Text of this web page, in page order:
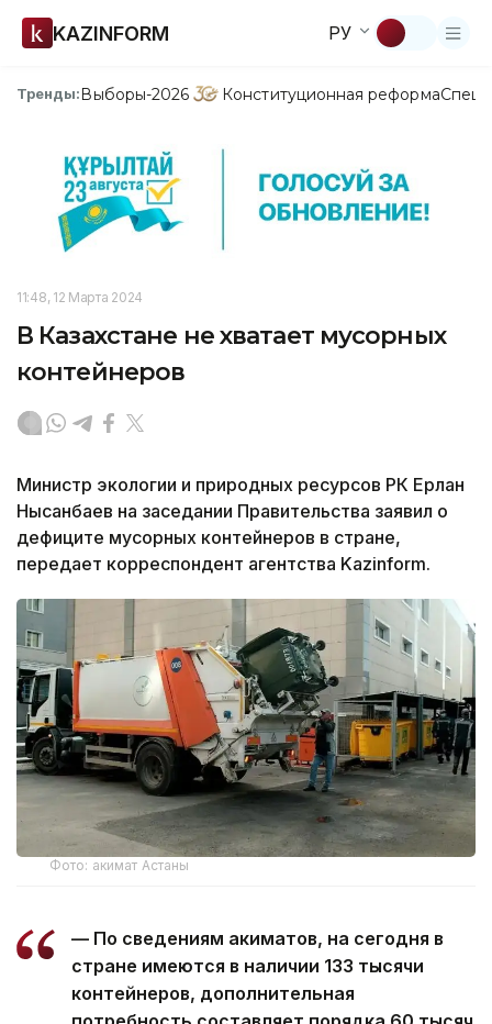
KAZINFORM РУ
Тренды:Выборы-2026 Конституционная реформа
11:48, 12 Марта 2024
В Казахстане не хватает мусорных
контейнеров
Министр экологии и природных ресурсов РК Ерлан
Нысанбаев на заседании Правительства заявил о
дефиците мусорных контейнеров в стране,
передает корреспондент агентства Kazinform.
Фото: акимат Астаны
— По сведениям акиматов, на сегодня в
стране имеются в наличии 133 тысячи
контейнеров, дополнительная